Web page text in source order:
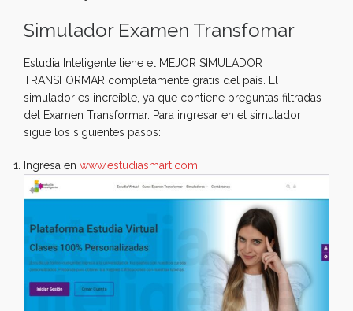
Simulador Examen Transfomar
Estudia Inteligente tiene el MEJOR SIMULADOR
TRANSFORMAR completamente gratis del país. El
simulador es increíble, ya que contiene preguntas filtradas
del Examen Transformar. Para ingresar en el simulador
sigue los siguientes pasos:
Ingresa en www.estudiasmart.com